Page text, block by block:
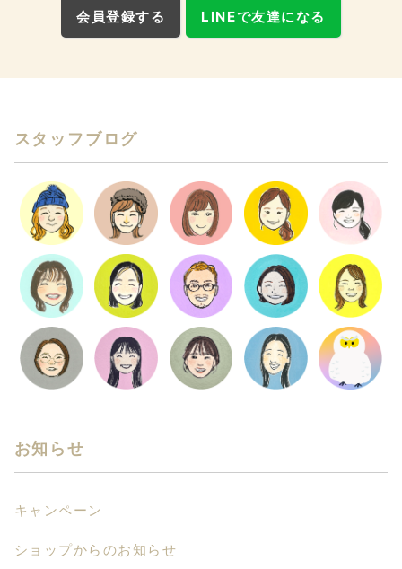
会員登録する LINEで友達になる
スタッフブログ
お知らせ
キャンペーン
ショップからのお知らせ